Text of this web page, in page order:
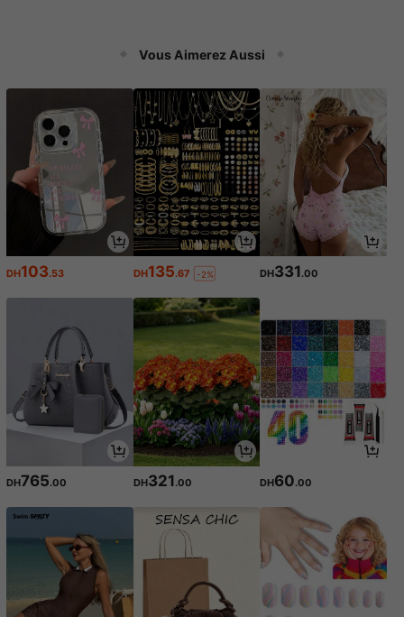
Vous Aimerez Aussi
DH103.53 DH135.67 -2% DH331.00
DH765.00 DH321.00 DH60.00